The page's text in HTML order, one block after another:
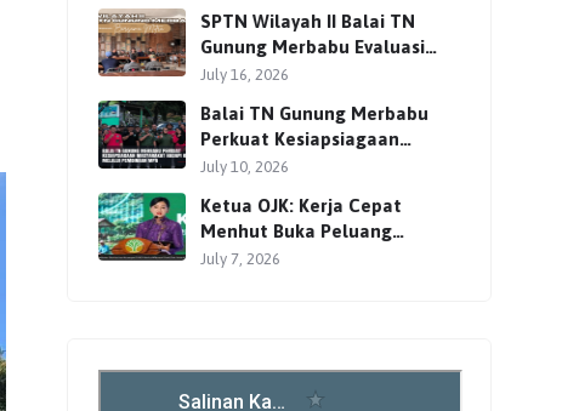
SPTN Wilayah II Balai TN
Gunung Merbabu Evaluasi
Pengelolaan Wisata
July 16, 2026
Balai TN Gunung Merbabu
Perkuat Kesiapsiagaan
Masyarakat Hadapi Karhutla
July 10, 2026
Ketua OJK: Kerja Cepat
Menhut Buka Peluang
Investasi Global lewat
July 7, 2026